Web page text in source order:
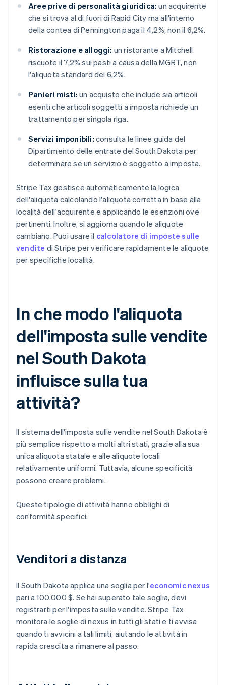
Aree prive di personalità giuridica: un acquirente
che si trova al di fuori di Rapid City ma all'interno
della contea di Pennington paga il 4,2%, non il 6,2%.
Ristorazione e alloggi: un ristorante a Mitchell
riscuote il 7,2% sui pasti a causa della MGRT, non
l'aliquota standard del 6,2%.
Panieri misti: un acquisto che include sia articoli
esenti che articoli soggetti a imposta richiede un
trattamento per singola riga.
Servizi imponibili: consulta le linee guida del
Dipartimento delle entrate del South Dakota per
determinare se un servizio è soggetto a imposta.
Stripe Tax gestisce automaticamente la logica
dell'aliquota calcolando l'aliquota corretta in base alla
località dell'acquirente e applicando le esenzioni ove
pertinenti. Inoltre, si aggiorna quando le aliquote
cambiano. Puoi usare il calcolatore di imposte sulle
vendite di Stripe per verificare rapidamente le aliquote
per specifiche località.
In che modo l'aliquota
dell'imposta sulle vendite
nel South Dakota
influisce sulla tua
attività?
Il sistema dell'imposta sulle vendite nel South Dakota è
più semplice rispetto a molti altri stati, grazie alla sua
unica aliquota statale e alle aliquote locali
relativamente uniformi. Tuttavia, alcune specificità
possono creare problemi.
Queste tipologie di attività hanno obblighi di
conformità specifici:
Venditori a distanza
Il South Dakota applica una soglia per l'economic nexus
pari a 100.000 $. Se hai superato tale soglia, devi
registrarti per l'imposta sulle vendite. Stripe Tax
monitora le soglie di nexus in tutti gli stati e ti avvisa
quando ti avvicini a tali limiti, aiutando le attività in
rapida crescita a rimanere al passo.